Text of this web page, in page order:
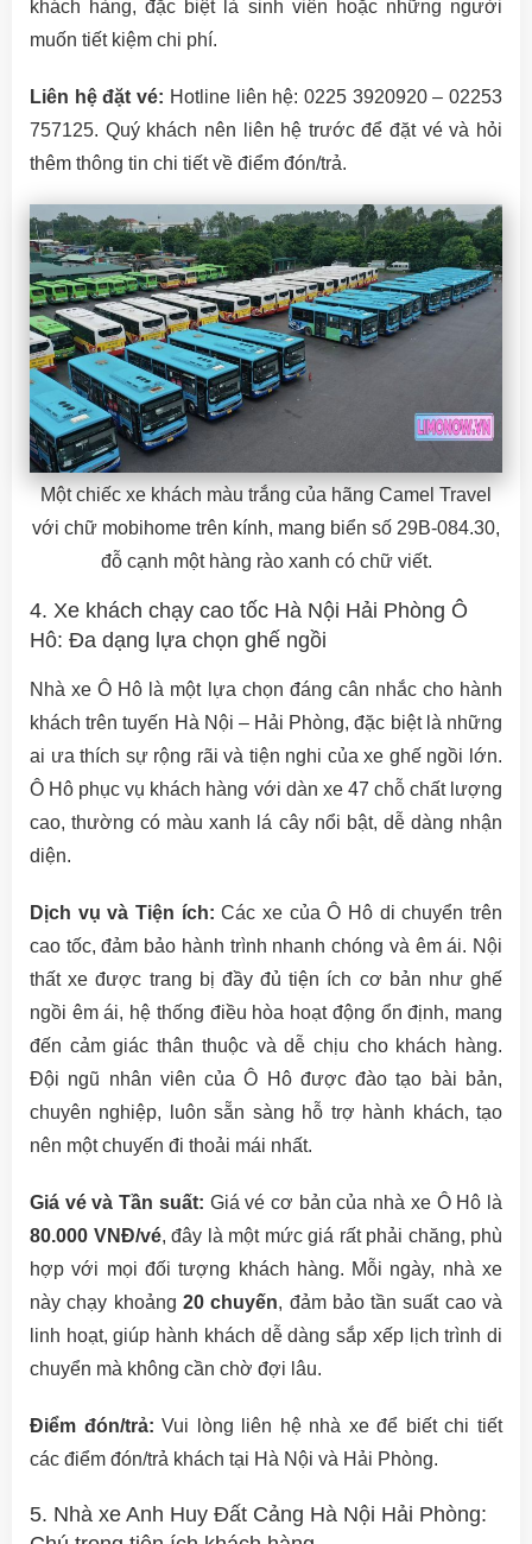
khách hàng, đặc biệt là sinh viên hoặc những người
muốn tiết kiệm chi phí.
Liên hệ đặt vé: Hotline liên hệ: 0225 3920920 – 02253
757125. Quý khách nên liên hệ trước để đặt vé và hỏi
thêm thông tin chi tiết về điểm đón/trả.
Một chiếc xe khách màu trắng của hãng Camel Travel
với chữ mobihome trên kính, mang biển số 29B-084.30,
đỗ cạnh một hàng rào xanh có chữ viết.
4. Xe khách chạy cao tốc Hà Nội Hải Phòng Ô
Hô: Đa dạng lựa chọn ghế ngồi
Nhà xe Ô Hô là một lựa chọn đáng cân nhắc cho hành
khách trên tuyến Hà Nội – Hải Phòng, đặc biệt là những
ai ưa thích sự rộng rãi và tiện nghi của xe ghế ngồi lớn.
Ô Hô phục vụ khách hàng với dàn xe 47 chỗ chất lượng
cao, thường có màu xanh lá cây nổi bật, dễ dàng nhận
diện.
Dịch vụ và Tiện ích: Các xe của Ô Hô di chuyển trên
cao tốc, đảm bảo hành trình nhanh chóng và êm ái. Nội
thất xe được trang bị đầy đủ tiện ích cơ bản như ghế
ngồi êm ái, hệ thống điều hòa hoạt động ổn định, mang
đến cảm giác thân thuộc và dễ chịu cho khách hàng.
Đội ngũ nhân viên của Ô Hô được đào tạo bài bản,
chuyên nghiệp, luôn sẵn sàng hỗ trợ hành khách, tạo
nên một chuyến đi thoải mái nhất.
Giá vé và Tần suất: Giá vé cơ bản của nhà xe Ô Hô là
80.000 VNĐ/vé, đây là một mức giá rất phải chăng, phù
hợp với mọi đối tượng khách hàng. Mỗi ngày, nhà xe
này chạy khoảng 20 chuyến, đảm bảo tần suất cao và
linh hoạt, giúp hành khách dễ dàng sắp xếp lịch trình di
chuyển mà không cần chờ đợi lâu.
Điểm đón/trả: Vui lòng liên hệ nhà xe để biết chi tiết
các điểm đón/trả khách tại Hà Nội và Hải Phòng.
5. Nhà xe Anh Huy Đất Cảng Hà Nội Hải Phòng: